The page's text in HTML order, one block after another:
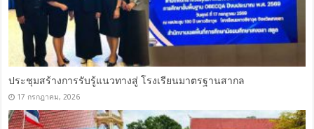
ประชุมสร้างการรับรู้แนวทางสู่ โรงเรียนมาตรฐานสากล
17 กรกฎาคม, 2026